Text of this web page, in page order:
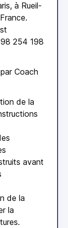
à Rueil-
254 198
Coach
de la
avant
de la
la